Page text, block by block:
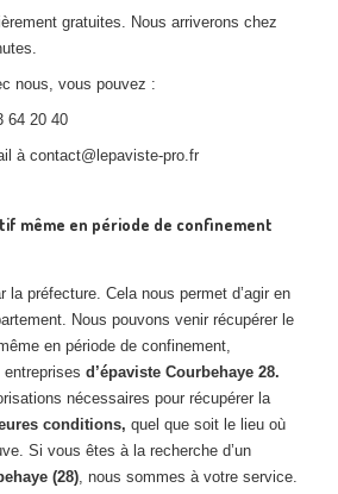
gratuites. Nous arriverons chez
nous, vous pouvez :
64 20 40
à contact@lepaviste-pro.fr
même en période de confinement
la préfecture. Cela nous permet d’agir en
Nous pouvons venir récupérer le
en période de confinement,
d’épaviste Courbehaye 28.
nécessaires pour récupérer la
conditions, quel que soit le lieu où
Si vous êtes à la recherche d’un
(28), nous sommes à votre service.